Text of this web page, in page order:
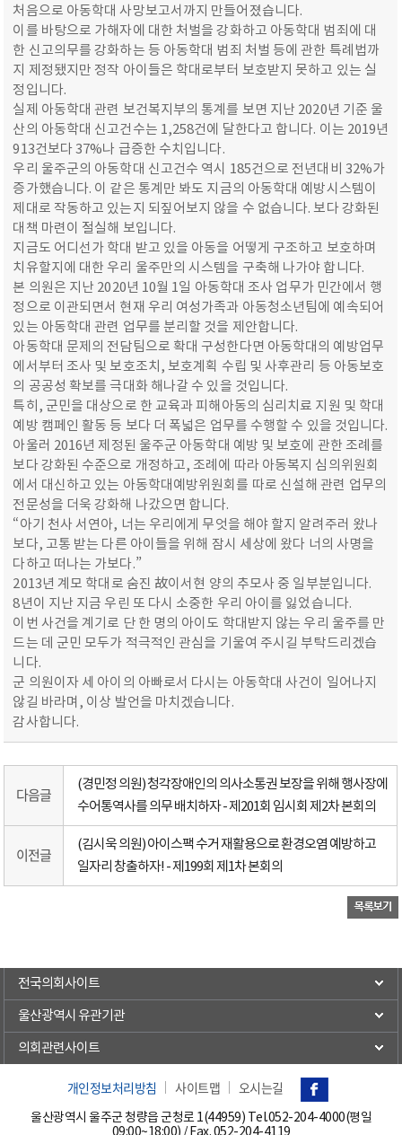
처음으로 아동학대 사망보고서까지 만들어졌습니다.
이를 바탕으로 가해자에 대한 처벌을 강화하고 아동학대 범죄에 대
한 신고의무를 강화하는 등 아동학대 범죄 처벌 등에 관한 특례법까
지 제정됐지만 정작 아이들은 학대로부터 보호받지 못하고 있는 실
정입니다.
실제 아동학대 관련 보건복지부의 통계를 보면 지난 2020년 기준 울
산의 아동학대 신고건수는 1,258건에 달한다고 합니다. 이는 2019년
913건보다 37%나 급증한 수치입니다.
우리 울주군의 아동학대 신고건수 역시 185건으로 전년대비 32%가
증가했습니다. 이 같은 통계만 봐도 지금의 아동학대 예방시스템이
제대로 작동하고 있는지 되짚어보지 않을 수 없습니다. 보다 강화된
대책 마련이 절실해 보입니다.
지금도 어디선가 학대 받고 있을 아동을 어떻게 구조하고 보호하며
치유할지에 대한 우리 울주만의 시스템을 구축해 나가야 합니다.
본 의원은 지난 2020년 10월 1일 아동학대 조사 업무가 민간에서 행
정으로 이관되면서 현재 우리 여성가족과 아동청소년팀에 예속되어
있는 아동학대 관련 업무를 분리할 것을 제안합니다.
아동학대 문제의 전담팀으로 확대 구성한다면 아동학대의 예방업무
에서부터 조사 및 보호조치, 보호계획 수립 및 사후관리 등 아동보호
의 공공성 확보를 극대화 해나갈 수 있을 것입니다.
특히, 군민을 대상으로 한 교육과 피해아동의 심리치료 지원 및 학대
예방 캠페인 활동 등 보다 더 폭넓은 업무를 수행할 수 있을 것입니다.
아울러 2016년 제정된 울주군 아동학대 예방 및 보호에 관한 조례를
보다 강화된 수준으로 개정하고, 조례에 따라 아동복지 심의위원회
에서 대신하고 있는 아동학대예방위원회를 따로 신설해 관련 업무의
전문성을 더욱 강화해 나갔으면 합니다.
“아기 천사 서연아, 너는 우리에게 무엇을 해야 할지 알려주러 왔나
보다, 고통 받는 다른 아이들을 위해 잠시 세상에 왔다 너의 사명을
다하고 떠나는 가보다.”
2013년 계모 학대로 숨진 故이서현 양의 추모사 중 일부분입니다.
8년이 지난 지금 우린 또 다시 소중한 우리 아이를 잃었습니다.
이번 사건을 계기로 단 한 명의 아이도 학대받지 않는 우리 울주를 만
드는 데 군민 모두가 적극적인 관심을 기울여 주시길 부탁드리겠습
니다.
군 의원이자 세 아이의 아빠로서 다시는 아동학대 사건이 일어나지
않길 바라며, 이상 발언을 마치겠습니다.
감사합니다.
다음글
(경민정 의원) 청각장애인의 의사소통권 보장을 위해 행사장에
수어통역사를 의무 배치하자 - 제201회 임시회 제2차 본회의
이전글
(김시욱 의원) 아이스팩 수거 재활용으로 환경오염 예방하고
일자리 창출하자! - 제199회 제1차 본회의
전국의회사이트
울산광역시 유관기관
의회관련사이트
개인정보처리방침 사이트맵 오시는길
울산광역시 울주군 청량읍 군청로 1(44959) Tel.052-204-4000(평일